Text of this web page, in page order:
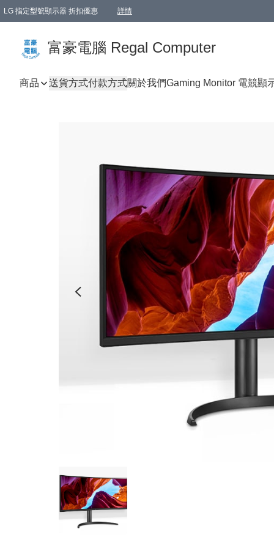
LG 指定型號顯示器 折扣優惠 詳情
富豪電腦 Regal Computer
商品 送貨方式付款方式關於我們Gaming Monitor 電競顯